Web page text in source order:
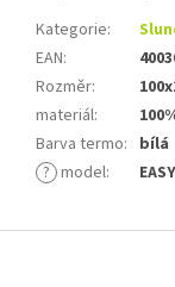
Kategorie:
EAN:
Rozměr:
materiál:
Barva termo: bílá
? model: